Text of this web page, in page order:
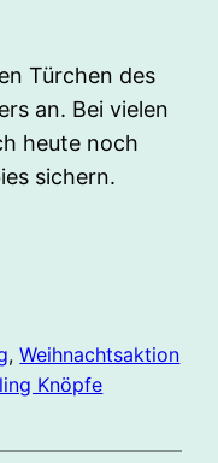
Türchen des
an. Bei vielen
heute noch
sichern.
, Weihnachtsaktion
Knöpfe